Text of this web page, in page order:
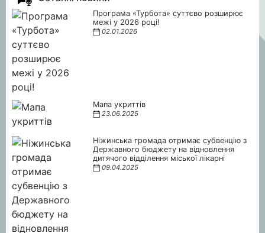
Програма «Турбота» суттєво розширює
межі у 2026 році!
02.01.2026
Мапа укриттів
23.06.2025
Ніжинська громада отримає субвенцію з
Державного бюджету на відновлення
дитячого відділення міської лікарні
09.04.2025